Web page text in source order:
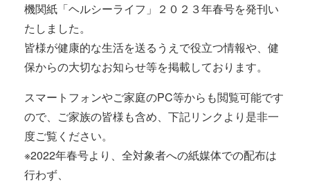
機関紙「ヘルシーライフ」２０２３年春号を発刊い
たしました。
皆様が健康的な生活を送るうえで役立つ情報や、健
保からの大切なお知らせ等を掲載しております。
スマートフォンやご家庭のPC等からも閲覧可能です
ので、ご家族の皆様も含め、下記リンクより是非一
度ご覧ください。
※2022年春号より、全対象者への紙媒体での配布は
行わず、